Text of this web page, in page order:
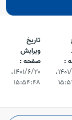
:
۱۴۰۱/۶/۱۸،‏
تاریخ
ویرایش
صفحه :
۱۴۰۱/۶/۲۰،‏
۱۵:۵۴:۴۸